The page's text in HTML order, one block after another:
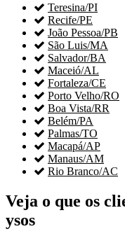
 Teresina/PI
 Recife/PE
 João Pessoa/PB
 São Luis/MA
 Salvador/BA
 Maceió/AL
 Fortaleza/CE
 Porto Velho/RO
 Boa Vista/RR
 Belém/PA
 Palmas/TO
 Macapá/AP
 Manaus/AM
 Rio Branco/AC
Veja o que os
ysos